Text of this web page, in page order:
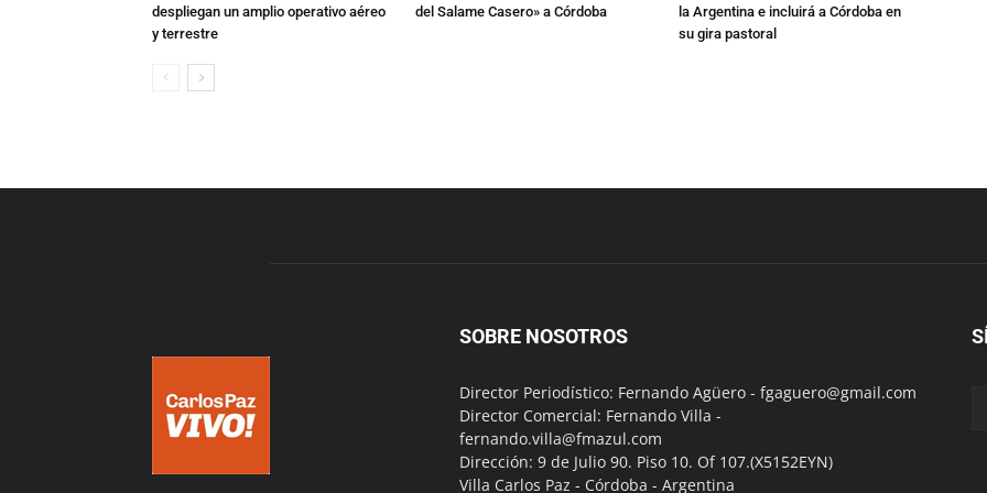
despliegan un amplio operativo aéreo
y terrestre
del Salame Casero» a Córdoba
la Argentina e incluirá a Córdoba en
su gira pastoral
SOBRE NOSOTROS
Director Periodístico: Fernando Agüero - fgaguero@gmail.com
Director Comercial: Fernando Villa -
fernando.villa@fmazul.com
Dirección: 9 de Julio 90. Piso 10. Of 107.(X5152EYN)
Villa Carlos Paz - Córdoba - Argentina